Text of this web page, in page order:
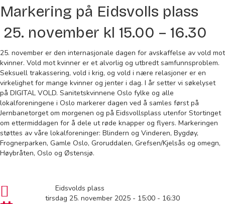
Markering på Eidsvolls plass
25. november kl 15.00 – 16.30
25. november er den internasjonale dagen for avskaffelse av vold mot
kvinner. Vold mot kvinner er et alvorlig og utbredt samfunnsproblem.
Seksuell trakassering, vold i krig, og vold i nære relasjoner er en
virkelighet for mange kvinner og jenter i dag. I år setter vi søkelyset
på DIGITAL VOLD. Sanitetskvinnene Oslo fylke og alle
lokalforeningene i Oslo markerer dagen ved å samles først på
Jernbanetorget om morgenen og på Eidsvollsplass utenfor Stortinget
om ettermiddagen for å dele ut røde knapper og flyers. Markeringen
støttes av våre lokalforeninger: Blindern og Vinderen, Bygdøy,
Frognerparken, Gamle Oslo, Groruddalen, Grefsen/Kjelsås og omegn,
Høybråten, Oslo og Østensjø.
Eidsvolds plass
tirsdag 25. november 2025 - 15:00- 16:30